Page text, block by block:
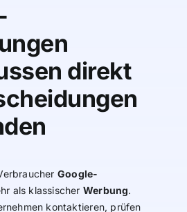
direkt
Google-
als klassischer Werbung.
kontaktieren, prüfen